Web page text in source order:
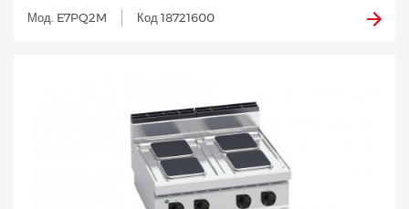
Мод. E7PQ2M Код 18721600